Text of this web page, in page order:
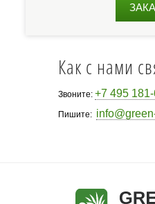
Как с нами
Звоните: +7 495
Пишите: